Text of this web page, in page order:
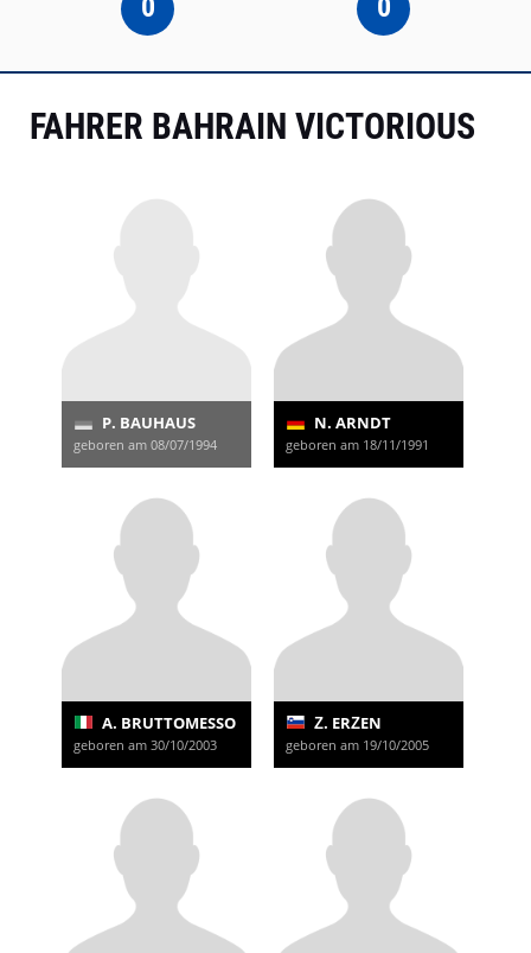
0 0
FAHRER BAHRAIN VICTORIOUS
P. BAUHAUS
geboren am 08/07/1994
N. ARNDT
geboren am 18/11/1991
A. BRUTTOMESSO
geboren am 30/10/2003
Ž. ERŽEN
geboren am 19/10/2005